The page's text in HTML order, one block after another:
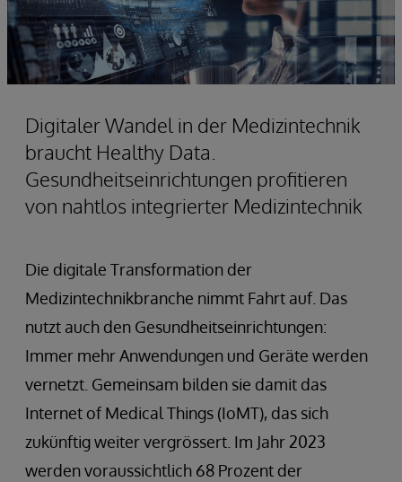
Digitaler Wandel in der Medizintechnik
braucht Healthy Data.
Gesundheitseinrichtungen profitieren
von nahtlos integrierter Medizintechnik
Die digitale Transformation der
Medizintechnikbranche nimmt Fahrt auf. Das
nutzt auch den Gesundheitseinrichtungen:
Immer mehr Anwendungen und Geräte werden
vernetzt. Gemeinsam bilden sie damit das
Internet of Medical Things (IoMT), das sich
zukünftig weiter vergrössert. Im Jahr 2023
werden voraussichtlich 68 Prozent der